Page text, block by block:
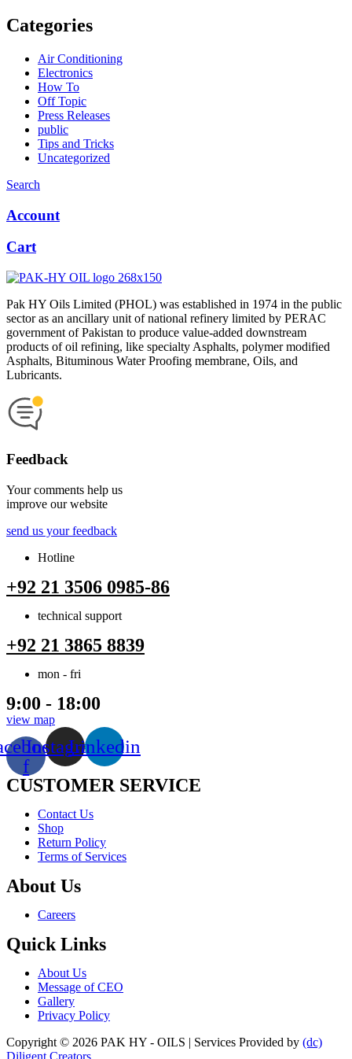
Categories
Air Conditioning
Electronics
How To
Off Topic
Press Releases
public
Tips and Tricks
Uncategorized
Search
Account
Cart
Pak HY Oils Limited (PHOL) was established in 1974 in the public
sector as an ancillary unit of national refinery limited by PERAC
government of Pakistan to produce value-added downstream
products of oil refining, like specialty Asphalts, polymer modified
Asphalts, Bituminous Water Proofing membrane, Oils, and
Lubricants.
Feedback
Your comments help us
improve our website
send us your feedback
Hotline
+92 21 3506 0985-86
technical support
+92 21 3865 8839
mon - fri
9:00 - 18:00
view map
f
InstagramLinkedin
CUSTOMER SERVICE
Menu
Contact Us
Shop
Return Policy
Terms of Services
About Us
Menu Careers
Quick Links
Menu
About Us
Message of CEO
Gallery
Privacy Policy
Copyright © 2026 PAK HY - OILS | Services Provided by (dc)